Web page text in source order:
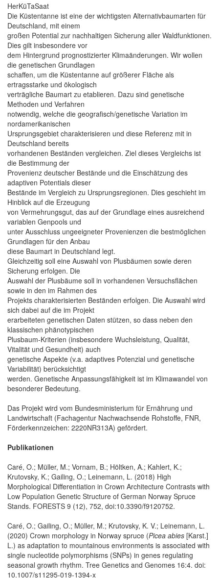
HerKüTaSaat
Die Küstentanne ist eine der wichtigsten Alternativbaumarten für
Deutschland, mit einem
großen Potential zur nachhaltigen Sicherung aller Waldfunktionen.
Dies gilt insbesondere vor
dem Hintergrund prognostizierter Klimaänderungen. Wir wollen
die genetischen Grundlagen
schaffen, um die Küstentanne auf größerer Fläche als
ertragsstarke und ökologisch
verträgliche Baumart zu etablieren. Dazu sind genetische
Methoden und Verfahren
notwendig, welche die geografisch/genetische Variation im
nordamerikanischen
Ursprungsgebiet charakterisieren und diese Referenz mit in
Deutschland bereits
vorhandenen Beständen vergleichen. Ziel dieses Vergleichs ist
die Bestimmung der
Provenienz deutscher Bestände und die Einschätzung des
adaptiven Potentials dieser
Bestände im Vergleich zu Ursprungsregionen. Dies geschieht im
Hinblick auf die Erzeugung
von Vermehrungsgut, das auf der Grundlage eines ausreichend
variablen Genpools und
unter Ausschluss ungeeigneter Provenienzen die bestmöglichen
Grundlagen für den Anbau
diese Baumart in Deutschland legt.
Gleichzeitig soll eine Auswahl von Plusbäumen sowie deren
Sicherung erfolgen. Die
Auswahl der Plusbäume soll in vorhandenen Versuchsflächen
sowie in den im Rahmen des
Projekts charakterisierten Beständen erfolgen. Die Auswahl wird
sich dabei auf die im Projekt
erarbeiteten genetischen Daten stützen, so dass neben den
klassischen phänotypischen
Plusbaum-Kriterien (insbesondere Wuchsleistung, Qualität,
Vitalität und Gesundheit) auch
genetische Aspekte (v.a. adaptives Potenzial und genetische
Variabilität) berücksichtigt
werden. Genetische Anpassungsfähigkeit ist im Klimawandel von
besonderer Bedeutung.
Das Projekt wird vom Bundesministerium für Ernährung und
Landwirtschaft (Fachagentur Nachwachsende Rohstoffe, FNR,
Förderkennzeichen: 2220NR313A) gefördert.
Publikationen
Caré, O.; Müller, M.; Vornam, B.; Höltken, A.; Kahlert, K.;
Krutovsky, K.; Gailing, O.; Leinemann, L. (2018) High
Morphological Differentiation in Crown Architecture Contrasts with
Low Population Genetic Structure of German Norway Spruce
Stands. FORESTS 9 (12), 752, doi:10.3390/f9120752.
Caré, O.; Gailing, O.; Müller, M.; Krutovsky, K. V.; Leinemann, L.
(2020) Crown morphology in Norway spruce (Picea abies [Karst.]
L.) as adaptation to mountainous environments is associated with
single nucleotide polymorphisms (SNPs) in genes regulating
seasonal growth rhythm. Tree Genetics and Genomes 16:4. doi:
10.1007/s11295-019-1394-x